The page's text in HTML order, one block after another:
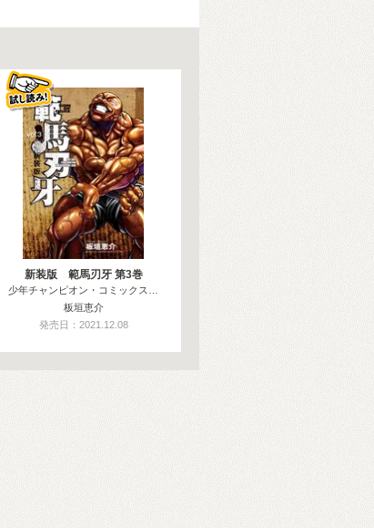
新装版 範馬刃牙 第3巻
少年チャンピオン・コミックス…
板垣恵介
発売日：2021.12.08